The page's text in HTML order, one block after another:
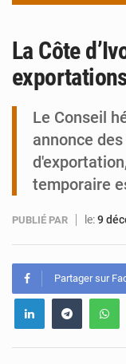
La Côte
Le Conseil
annonce
temporaire
PUBLIÉ PAR le:9
Partager sur